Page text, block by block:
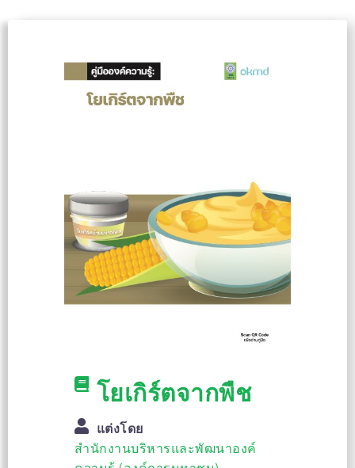
t
โยเกิร์ตจากพืช
แต่งโดย
สำนักงานบริหารและพัฒนาองค์